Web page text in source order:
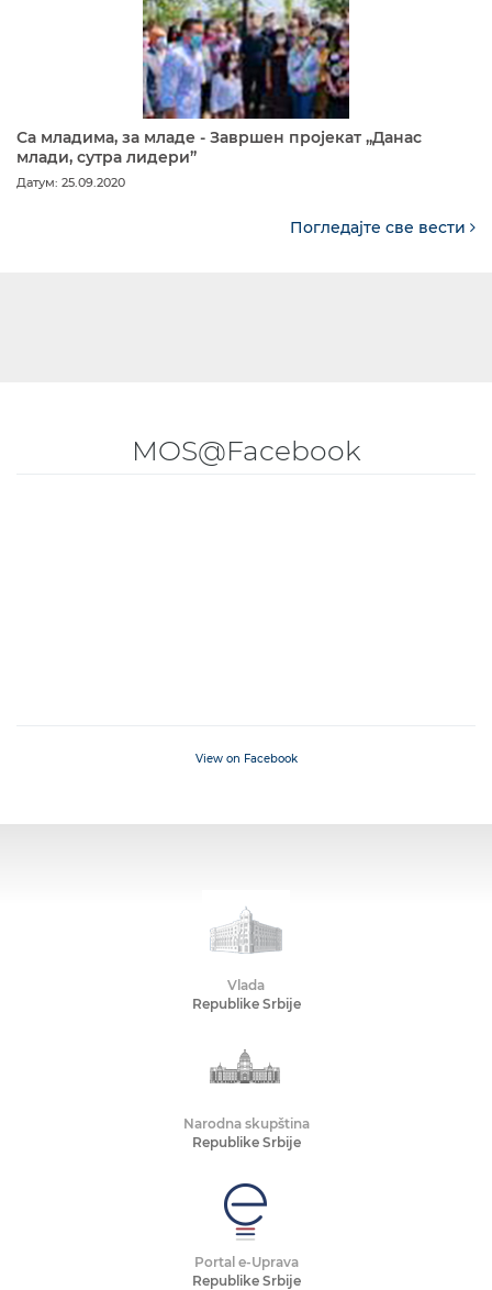
Са младима, за младе - Завршен пројекат „Данас
млади, сутра лидери”
Датум: 25.09.2020
Погледајте све вести
MOS@Facebook
View on Facebook
Vlada
Republike Srbije
Narodna skupština
Republike Srbije
Portal e-Uprava
Republike Srbije